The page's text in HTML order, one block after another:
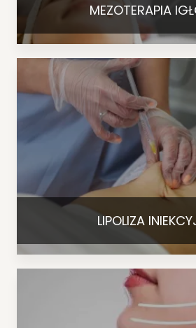
MEZOTERAPIA
LIPOLIZA